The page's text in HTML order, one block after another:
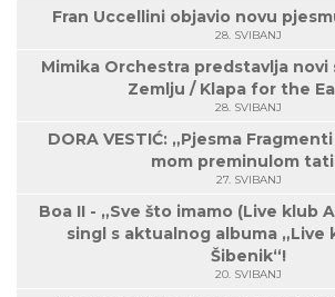
Fran Uccellini objavio novu
28. SVIBANJ
Mimika Orchestra predstavlja novi
Zemlju / Klapa for the
28. SVIBANJ
DORA VESTIĆ: „Pjesma
mom preminulom
27. SVIBANJ
Boa II - „Sve što imamo (Live klub
singl s aktualnog albuma „Live
Šibenik“!
20. SVIBANJ